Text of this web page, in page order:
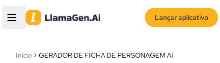
Lançar aplicativo
Início GERADOR DE FICHA DE PERSONAGEM AI